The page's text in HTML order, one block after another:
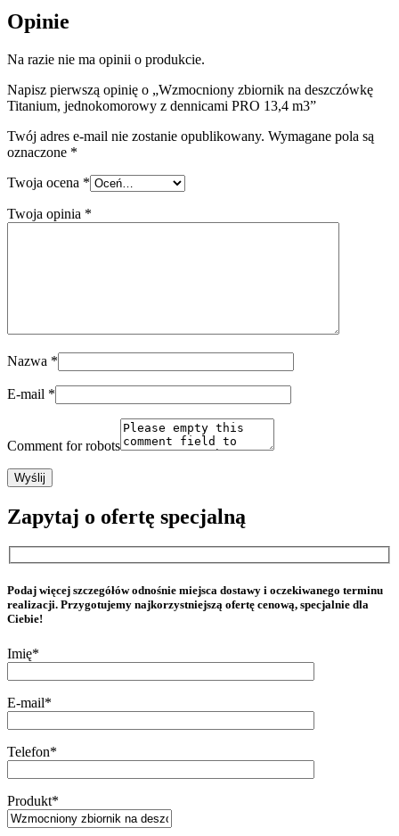
Opinie
Na razie nie ma opinii o produkcie.
Napisz pierwszą opinię o „Wzmocniony zbiornik na deszczówkę
Titanium, jednokomorowy z dennicami PRO 13,4 m3”
Twój adres e-mail nie zostanie opublikowany. Wymagane pola są
oznaczone *
Twoja ocena *
Twoja opinia *
Nazwa *
E-mail *
Comment for robots
Zapytaj o ofertę specjalną
Podaj więcej szczegółów odnośnie miejsca dostawy i oczekiwanego terminu
realizacji. Przygotujemy najkorzystniejszą ofertę cenową, specjalnie dla
Ciebie!
Imię*
E-mail*
Telefon*
Produkt*